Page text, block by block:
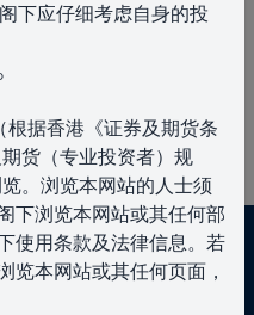
下应仔细考虑自身的投
根据香港《证券及期货条
货（专业投资者）规
。浏览本网站的人士须
下浏览本网站或其任何部
使用条款及法律信息。若
览本网站或其任何页面，
投资联合举办”通胀